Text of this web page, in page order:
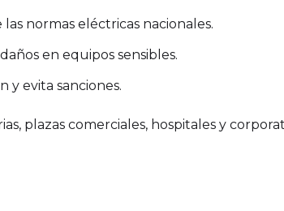
las normas eléctricas nacionales.
en equipos sensibles.
y evita sanciones.
plazas comerciales, hospitales y